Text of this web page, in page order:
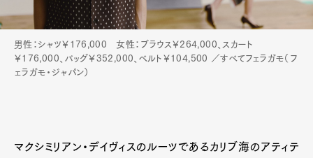
男性：シャツ￥176,000 女性：ブラウス￥264,000、スカート
￥176,000、バッグ￥352,000、ベルト￥104,500 ／すべてフェラガモ（フ
ェラガモ・ジャパン）
マクシミリアン・デイヴィスのルーツであるカリブ海のアティテ